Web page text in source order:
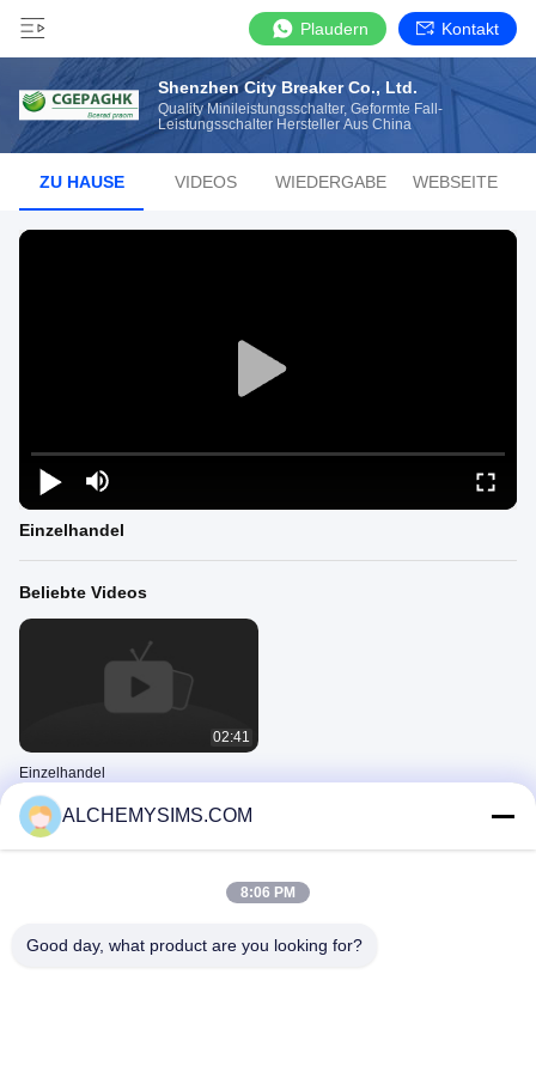
Plaudern Kontakt
Shenzhen City Breaker Co., Ltd.
Quality Minileistungsschalter, Geformte Fall-
Leistungsschalter Hersteller Aus China
ZU HAUSE VIDEOS WIEDERGABE WEBSEITE
Einzelhandel
Beliebte Videos
02:41
Einzelhandel
October 31, 2019
Neue Videos
ALCHEMYSIMS.COM
8:06 PM
Good day, what product are you looking for?